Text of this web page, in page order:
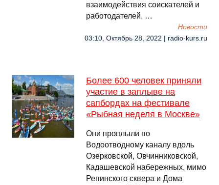
взаимодействия соискателей и
работодателей. …
Новости
03:10, Октябрь 28, 2022 | radio-kurs.ru
Более 600 человек приняли
участие в заплыве на
сапбордах на фестивале
«Рыбная неделя в Москве»
Они проплыли по
Водоотводному каналу вдоль
Озерковской, Овчинниковской,
Кадашевской набережных, мимо
Репинского сквера и Дома